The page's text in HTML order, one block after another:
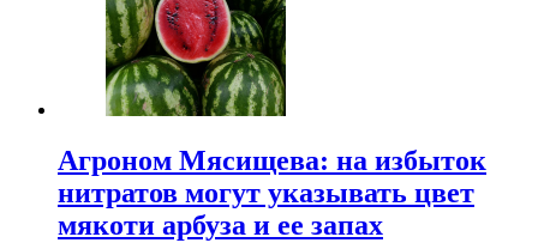
Агроном Мясищева: на избыток
нитратов могут указывать цвет
мякоти арбуза и ее запах